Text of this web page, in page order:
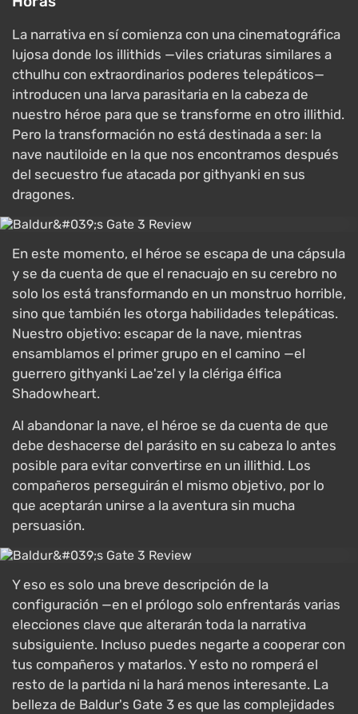
La narrativa en sí comienza con una cinematográfica
lujosa donde los illithids —viles criaturas similares a
cthulhu con extraordinarios poderes telepáticos—
introducen una larva parasitaria en la cabeza de
nuestro héroe para que se transforme en otro illithid.
Pero la transformación no está destinada a ser: la
nave nautiloide en la que nos encontramos después
del secuestro fue atacada por githyanki en sus
dragones.
En este momento, el héroe se escapa de una cápsula
y se da cuenta de que el renacuajo en su cerebro no
solo los está transformando en un monstruo horrible,
sino que también les otorga habilidades telepáticas.
Nuestro objetivo: escapar de la nave, mientras
ensamblamos el primer grupo en el camino —el
guerrero githyanki Lae'zel y la clériga élfica
Shadowheart.
Al abandonar la nave, el héroe se da cuenta de que
debe deshacerse del parásito en su cabeza lo antes
posible para evitar convertirse en un illithid. Los
compañeros perseguirán el mismo objetivo, por lo
que aceptarán unirse a la aventura sin mucha
persuasión.
Y eso es solo una breve descripción de la
configuración —en el prólogo solo enfrentarás varias
elecciones clave que alterarán toda la narrativa
subsiguiente. Incluso puedes negarte a cooperar con
tus compañeros y matarlos. Y esto no romperá el
resto de la partida ni la hará menos interesante. La
belleza de Baldur's Gate 3 es que las complejidades